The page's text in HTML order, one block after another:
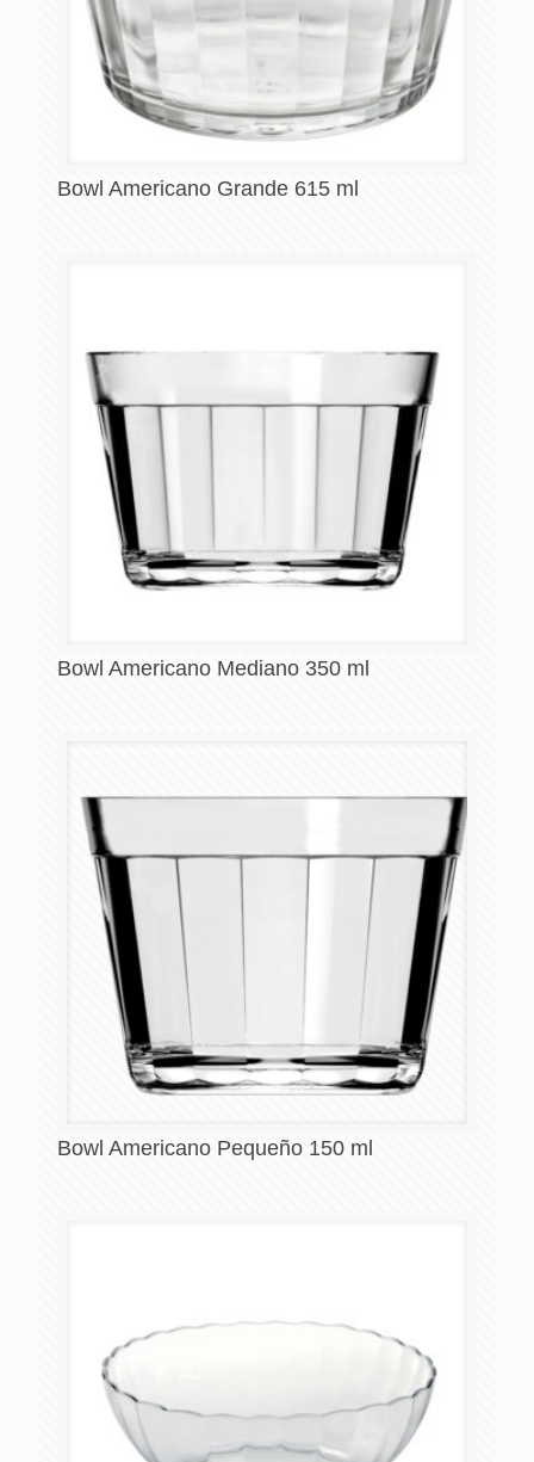
Bowl Americano Grande 615 ml
Bowl Americano Mediano 350 ml
Bowl Americano Pequeño 150 ml